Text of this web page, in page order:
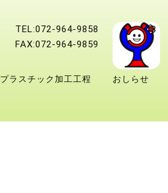
TEL:072-964-9858
FAX:072-964-9859
プラスチック加工工程 おしらせ